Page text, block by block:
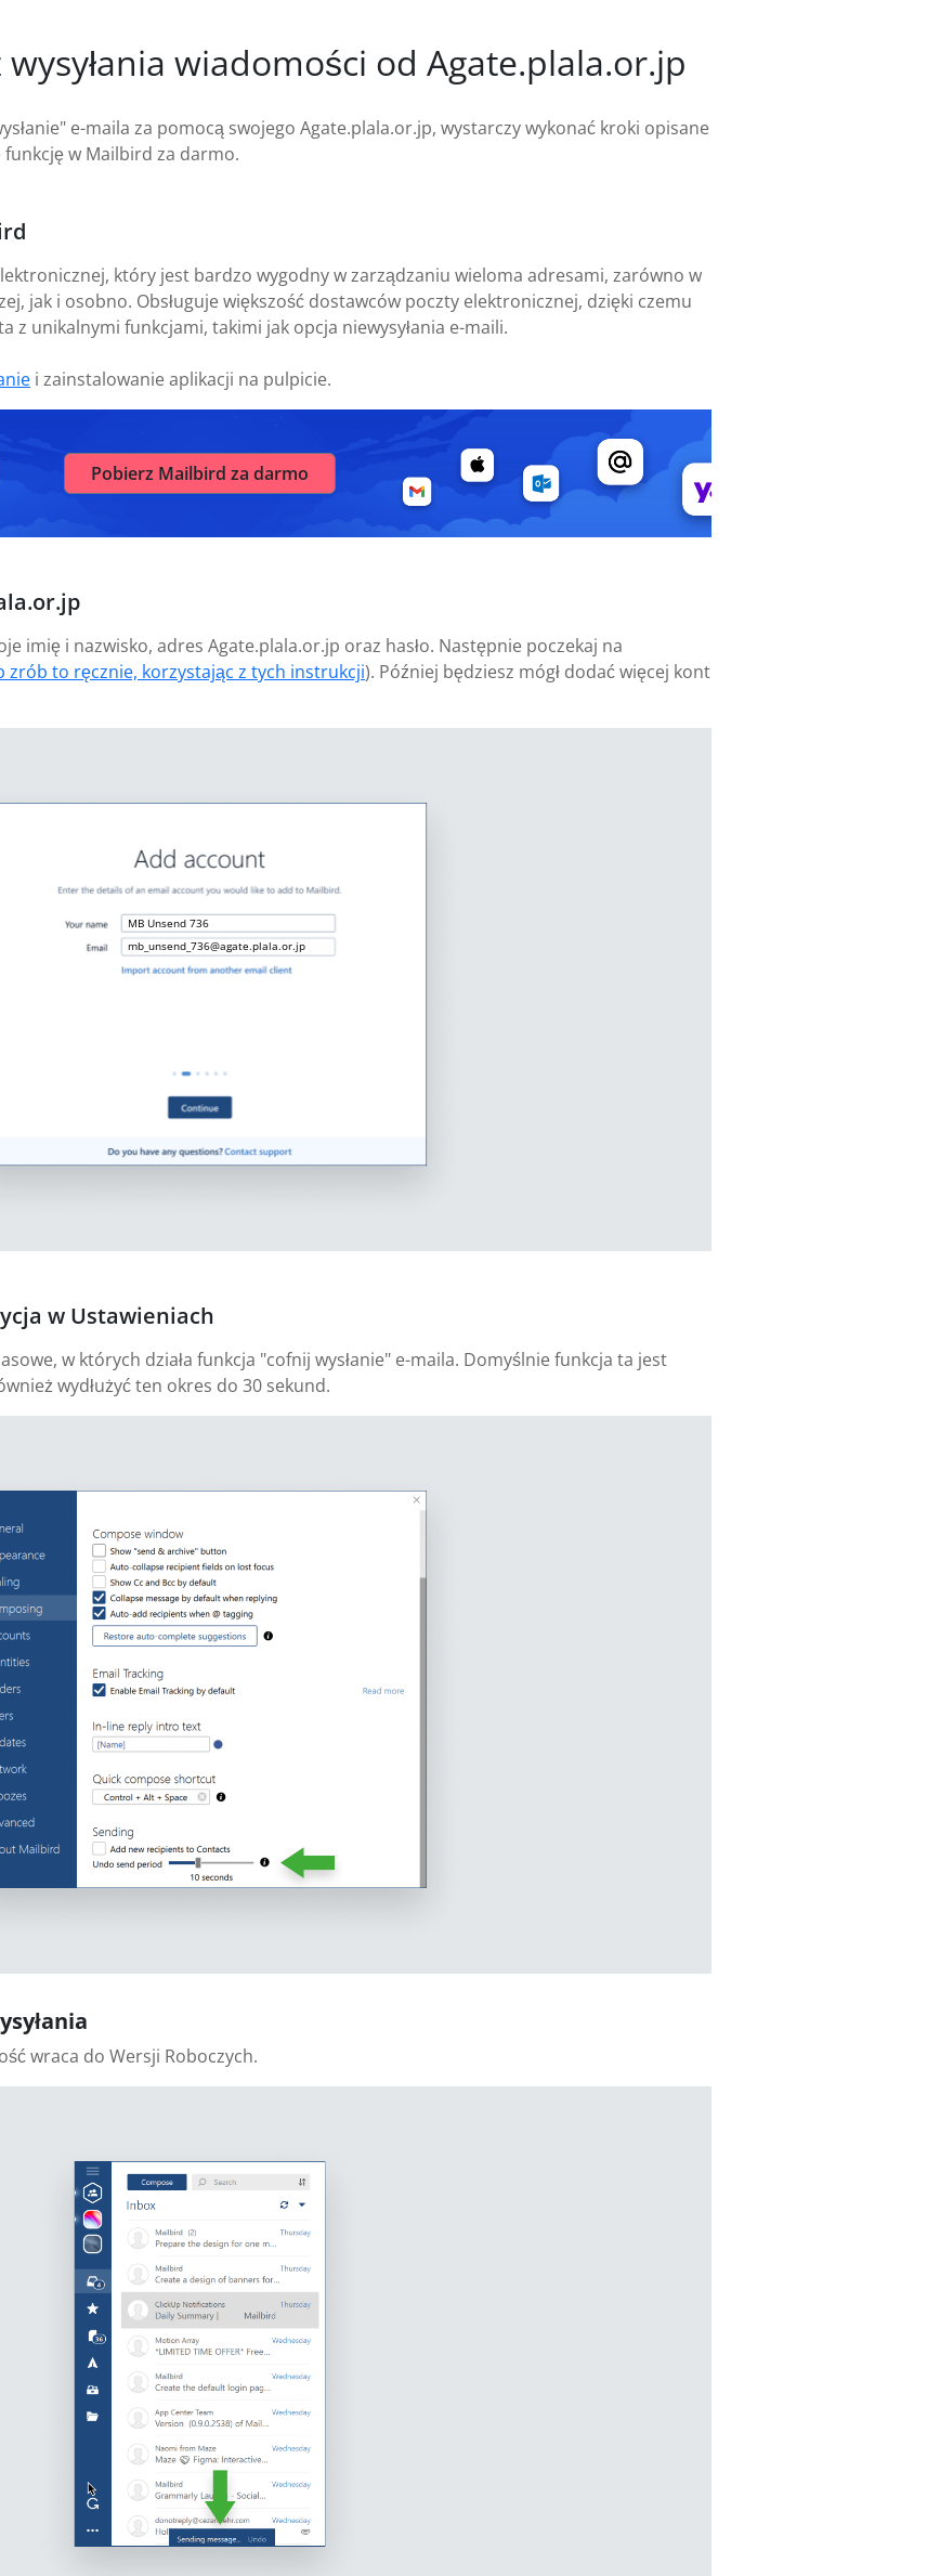
wysyłania wiadomości od Agate.plala.or.jp
e-maila za pomocą swojego Agate.plala.or.jp, wystarczy wykonać kroki opisane
w Mailbird za darmo.
który jest bardzo wygodny w zarządzaniu wieloma adresami, zarówno w
jak i osobno. Obsługuje większość dostawców poczty elektronicznej, dzięki czemu
z unikalnymi funkcjami, takimi jak opcja niewysyłania e-maili.
i zainstalowanie aplikacji na pulpicie.
Pobierz Mailbird za darmo
imię i nazwisko, adres Agate.plala.or.jp oraz hasło. Następnie poczekaj na
zrób to ręcznie, korzystając z tych instrukcji). Później będziesz mógł dodać więcej kont
MB Unsend 736
mb_unsend_736@agate.plala.or.jp
w Ustawieniach
w których działa funkcja "cofnij wysłanie" e-maila. Domyślnie funkcja ta jest
wydłużyć ten okres do 30 sekund.
wraca do Wersji Roboczych.